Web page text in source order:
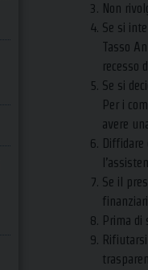
Non
Se si
Tasso
recesso
Se si
Per i
avere
Se il
Prima di